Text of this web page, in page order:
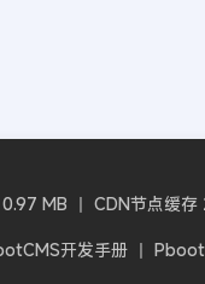
0.97 MB 丨 CDN节点缓
开发手册 丨